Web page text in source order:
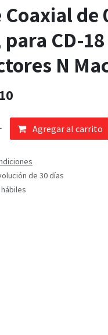
Coaxial de
CD-
N
Agregar al carrito
de 30 días